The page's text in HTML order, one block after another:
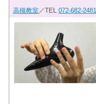
高槻教室 ／TEL 072-682-2481